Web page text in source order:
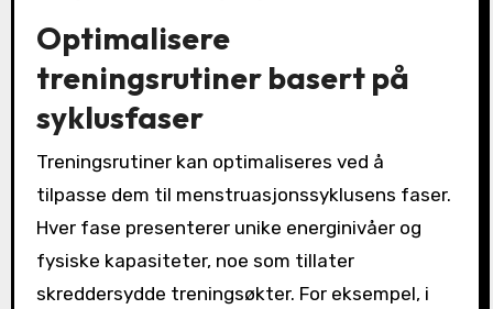
Optimalisere
treningsrutiner basert på
syklusfaser
Treningsrutiner kan optimaliseres ved å
tilpasse dem til menstruasjonssyklusens faser.
Hver fase presenterer unike energinivåer og
fysiske kapasiteter, noe som tillater
skreddersydde treningsøkter. For eksempel, i